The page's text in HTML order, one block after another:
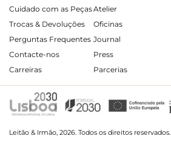
Cuidado com as Peças
Trocas & Devoluções
Perguntas Frequentes
Contacte-nos
Carreiras
Atelier
Oficinas
Journal
Press
Parcerias
Leitão & Irmão, 2026. Todos os direitos reservados.